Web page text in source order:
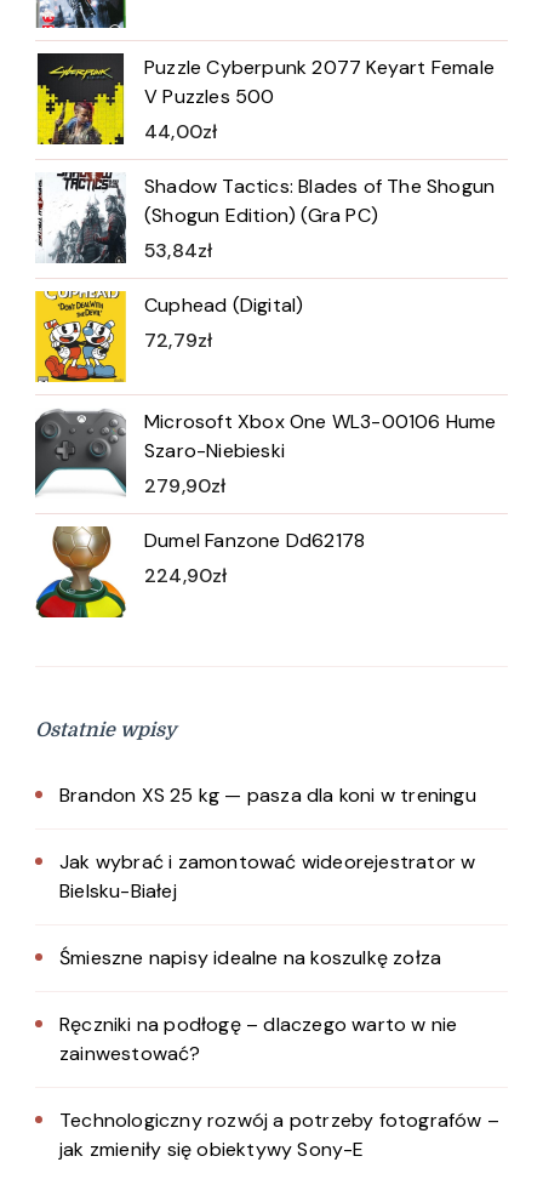
Puzzle Cyberpunk 2077 Keyart Female
V Puzzles 500
44,00zł
Shadow Tactics: Blades of The Shogun
(Shogun Edition) (Gra PC)
53,84zł
Cuphead (Digital)
72,79zł
Microsoft Xbox One WL3-00106 Hume
Szaro-Niebieski
279,90zł
Dumel Fanzone Dd62178
224,90zł
Ostatnie wpisy
Brandon XS 25 kg — pasza dla koni w treningu
Jak wybrać i zamontować wideorejestrator w
Bielsku-Białej
Śmieszne napisy idealne na koszulkę zołza
Ręczniki na podłogę – dlaczego warto w nie
zainwestować?
Technologiczny rozwój a potrzeby fotografów –
jak zmieniły się obiektywy Sony-E